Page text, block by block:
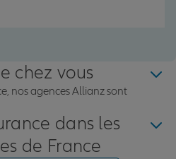
chez vous
nos agences Allianz sont
dans les
de France